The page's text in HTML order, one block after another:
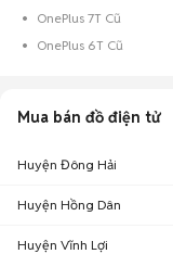
OnePlus 7T Cũ
OnePlus 6T Cũ
Mua bán đồ điện tử
Huyện Đông Hải
Huyện Hồng Dân
Huyện Vĩnh Lợi